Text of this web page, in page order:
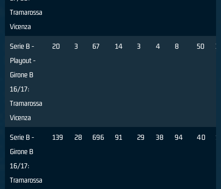
Tramarossa
Vicenza
Serie B -
Playout -
Girone B
16/17:
Tramarossa
Vicenza
20 3 67 14 3 4 8 50 3
Serie B -
Girone B
16/17:
Tramarossa
139 28 696 91 29 38 94 40